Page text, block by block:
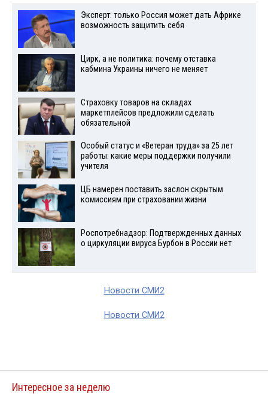
Эксперт: только Россия может дать Африке
возможность защитить себя
Цирк, а не политика: почему отставка
кабмина Украины ничего не меняет
Страховку товаров на складах
маркетплейсов предложили сделать
обязательной
Особый статус и «Ветеран труда» за 25 лет
работы: какие меры поддержки получили
учителя
ЦБ намерен поставить заслон скрытым
комиссиям при страховании жизни
Роспотребнадзор: Подтвержденных данных
о циркуляции вируса Бурбон в России нет
Новости СМИ2
Новости СМИ2
Интересное за неделю